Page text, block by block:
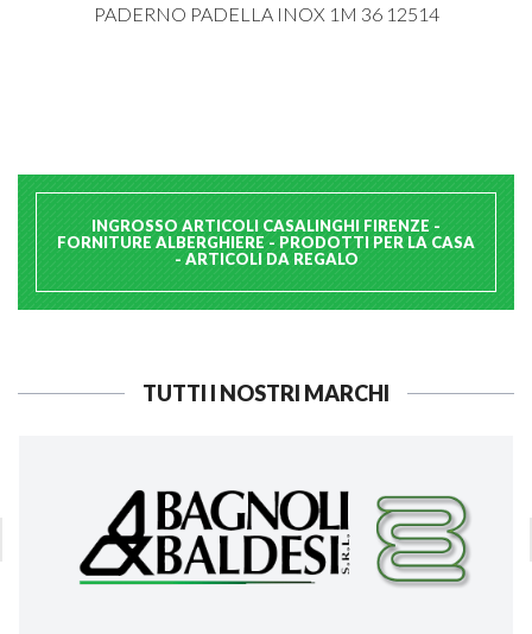
PADERNO PADELLA INOX 1M 36 12514
INGROSSO ARTICOLI CASALINGHI FIRENZE -
FORNITURE ALBERGHIERE - PRODOTTI PER LA CASA
- ARTICOLI DA REGALO
TUTTI I NOSTRI MARCHI